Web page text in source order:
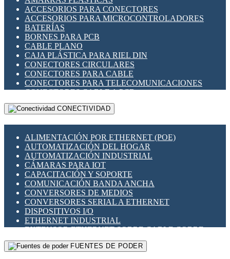
INDICADORES PARA PANEL
INTERFACES DE RELÉ
INTERRUPTORES FIN DE CARRERA
LLAVES CONMUTADORAS
MEDIDORES DE ENERGÍA Y TC'S DE CORRIENTE
MOTORES PASO A PASO
PANTALLAS HMI
PLC -CONTROLADORES LÓGICO PROGRAMABLES
PROGRAMADORES DE HORARIO
RELÉS DE PROTECCIÓN
SENSORES CAPACITIVOS
SENSORES INDUCTIVOS
TEMPORIZADORES
VARIACS
VARIADORES DE FRECUENCIA [VDF]
SECCIONADORES - INTERRUPTORES
MAQUINARIA
ACCESORIOS PARA CONECTORES
ACCESORIOS PARA MICROCONTROLADORES
BATERÍAS
BORNES PARA PCB
CABLE PLANO
CAJA PLÁSTICA PARA RIEL DIN
CONECTORES CIRCULARES
CONECTORES PARA CABLE
CONECTORES PARA TELECOMUNICACIONES
CONECTORES CABLE A PCB
CONECTORES PCB A CABLE
DIP SWITCHES
HERRAMIENTAS VARIAS
ILUMINACIÓN LED
INTERRUPTORES REED
INTERFACES DE RELÉ
OTROS RELÉS
PROTECCIÓN TÉRMICA
RELÉS AUTOMOTRICES
RELÉS DE SEÑAL
RELÉS DE ESTADO SÓLIDO SSR
RELÉS INDUSTRIALES
RELÉS MINIATURA DE POTENCIA
SENSORES MAGNÉTICOS
CONECTIVIDAD
ALIMENTACIÓN POR ETHERNET (POE)
AUTOMATIZACIÓN DEL HOGAR
AUTOMATIZACIÓN INDUSTRIAL
CÁMARAS PARA IOT
CAPACITACIÓN Y SOPORTE
COMUNICACIÓN BANDA ANCHA
CONVERSORES DE MEDIOS
CONVERSORES SERIAL A ETHERNET
DISPOSITIVOS I/O
ETHERNET INDUSTRIAL
EXTENSOR ETHERNET SOBRE CABLE COBRE
GATEWAY LORAWAN
GESTIÓN DE REDESFUENTES DE PODER